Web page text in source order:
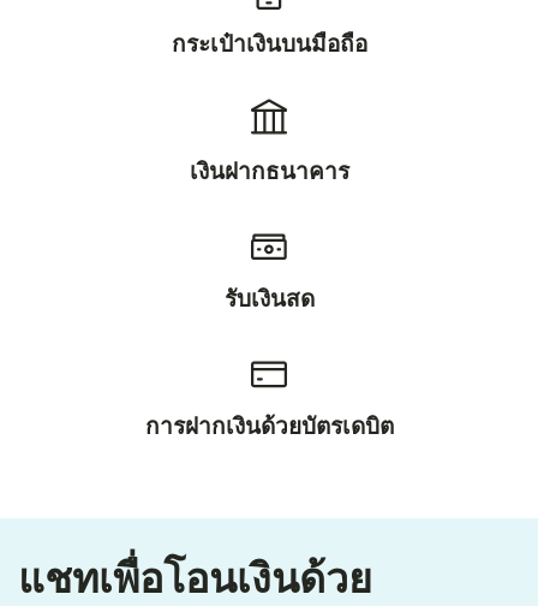
กระเป๋าเงินบนมือถือ
เงินฝากธนาคาร
รับเงินสด
การฝากเงินด้วยบัตรเดบิต
แชทเพื่อโอนเงินด้วย